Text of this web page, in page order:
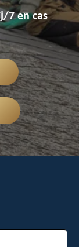
7 en cas